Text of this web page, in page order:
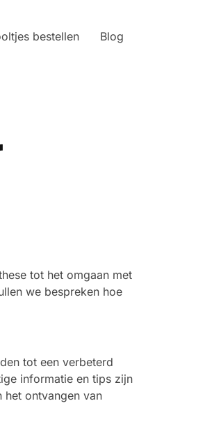
bestellen Blog
tot het omgaan met
we bespreken hoe
tot een verbeterd
informatie en tips zijn
het ontvangen van